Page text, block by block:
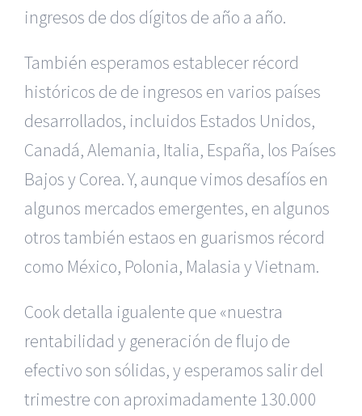
ingresos de dos dígitos de año a año.
También esperamos establecer récord
históricos de de ingresos en varios países
desarrollados, incluidos Estados Unidos,
Canadá, Alemania, Italia, España, los Países
Bajos y Corea. Y, aunque vimos desafíos en
algunos mercados emergentes, en algunos
otros también estaos en guarismos récord
como México, Polonia, Malasia y Vietnam.
Cook detalla igualente que «nuestra
rentabilidad y generación de flujo de
efectivo son sólidas, y esperamos salir del
trimestre con aproximadamente 130.000